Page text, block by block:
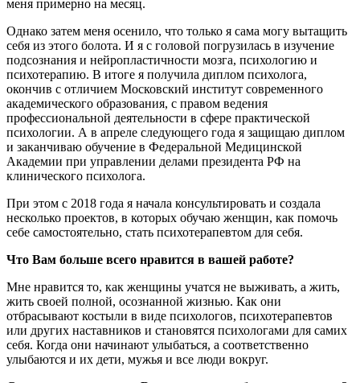
меня примерно на месяц.
Однако затем меня осенило, что только я сама могу вытащить
себя из этого болота. И я с головой погрузилась в изучение
подсознания и нейропластичности мозга, психологию и
психотерапию. В итоге я получила диплом психолога,
окончив с отличием Московский институт современного
академического образования, с правом ведения
профессиональной деятельности в сфере практической
психологии. А в апреле следующего года я защищаю диплом
и заканчиваю обучение в Федеральной Медицинской
Академии при управлении делами президента РФ на
клинического психолога.
При этом с 2018 года я начала консультировать и создала
несколько проектов, в которых обучаю женщин, как помочь
себе самостоятельно, стать психотерапевтом для себя.
Что Вам больше всего нравится в вашей работе?
Мне нравится то, как женщины учатся не выживать, а жить,
жить своей полной, осознанной жизнью. Как они
отбрасывают костыли в виде психологов, психотерапевтов
или других наставников и становятся психологами для самих
себя. Когда они начинают улыбаться, а соответственно
улыбаются и их дети, мужья и все люди вокруг.